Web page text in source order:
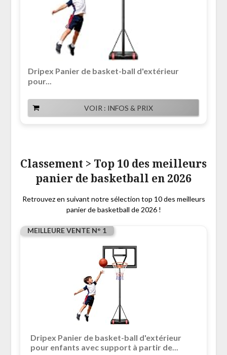
Dripex Panier de basket-ball d'extérieur
pour...
VOIR : INFOS & PRIX
Classement > Top 10 des meilleurs
panier de basketball en 2026
Retrouvez en suivant notre sélection top 10 des meilleurs
panier de basketball de 2026 !
MEILLEURE VENTE N° 1
Dripex Panier de basket-ball d'extérieur
pour enfants avec support à partir de...